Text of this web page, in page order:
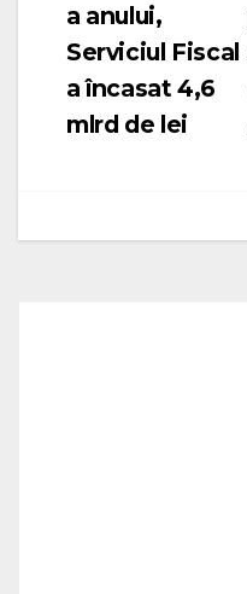
în
articole
a anului,
Serviciul Fiscal
a încasat 4,6
mlrd de lei